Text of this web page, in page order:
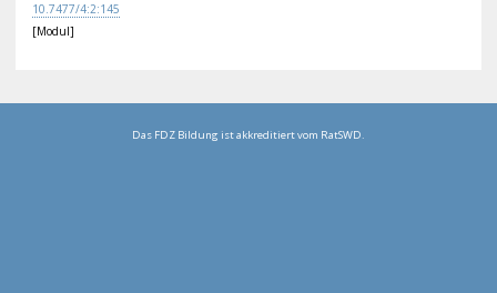
10.7477/4:2:145
[Modul]
Das FDZ Bildung ist akkreditiert vom RatSWD.